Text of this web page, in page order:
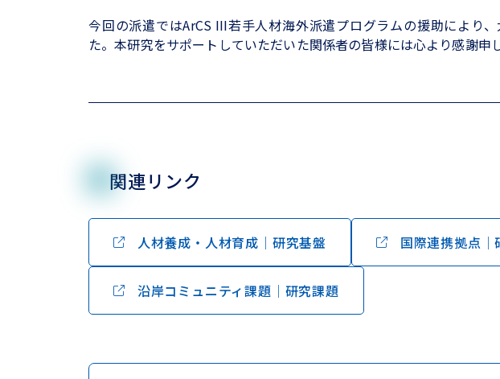
今回の派遣ではArCS III若手人材海外派遣プログラムの援助により
た。本研究をサポートしていただいた関係者の皆様には心より感謝申
関連リンク
人材養成・人材育成│研究基盤 国際連携拠点│
沿岸コミュニティ課題│研究課題